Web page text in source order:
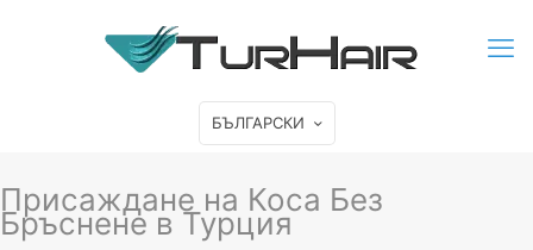
БЪЛГАРСКИ
Присаждане на Коса Без
Бръснене в Турция